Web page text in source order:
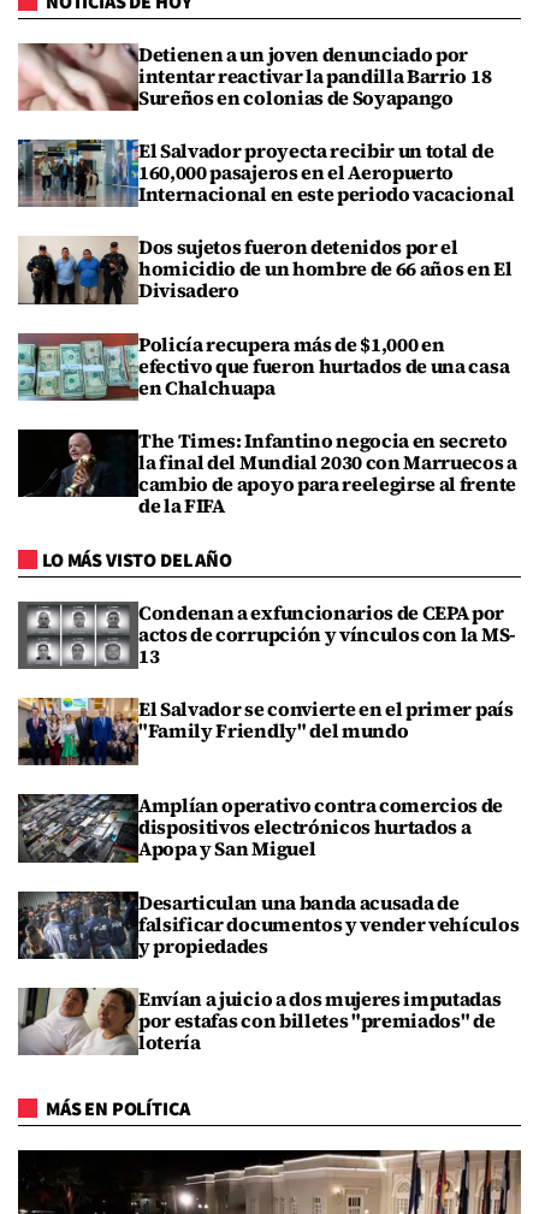
Detienen a un joven denunciado por
intentar reactivar la pandilla Barrio 18
Sureños en colonias de Soyapango
El Salvador proyecta recibir un total de
160,000 pasajeros en el Aeropuerto
Internacional en este periodo vacacional
Dos sujetos fueron detenidos por el
homicidio de un hombre de 66 años en El
Divisadero
Policía recupera más de $1,000 en
efectivo que fueron hurtados de una casa
en Chalchuapa
The Times: Infantino negocia en secreto
la final del Mundial 2030 con Marruecos a
cambio de apoyo para reelegirse al frente
de la FIFA
LO MÁS VISTO DEL AÑO
Condenan a exfuncionarios de CEPA por
actos de corrupción y vínculos con la MS-
13
El Salvador se convierte en el primer país
"Family Friendly" del mundo
Amplían operativo contra comercios de
dispositivos electrónicos hurtados a
Apopa y San Miguel
Desarticulan una banda acusada de
falsificar documentos y vender vehículos
y propiedades
Envían a juicio a dos mujeres imputadas
por estafas con billetes "premiados" de
lotería
MÁS EN POLÍTICA